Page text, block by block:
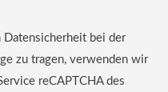
Datensicherheit bei der
zu tragen, verwenden wir
reCAPTCHA des